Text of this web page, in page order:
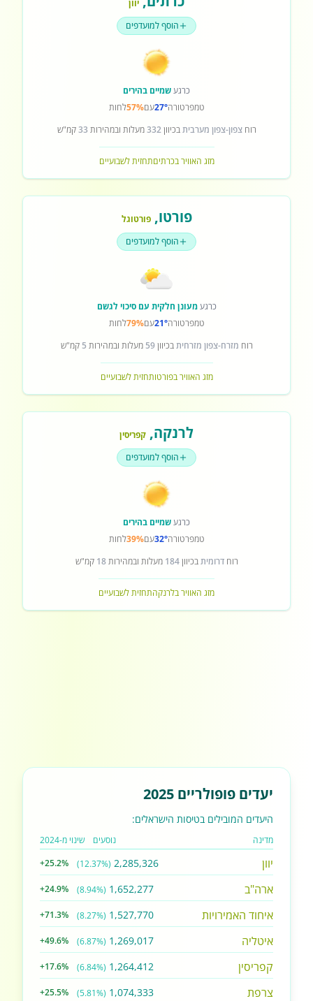
יוון
הוסף למועדפים
כרגעשמיים בהירים
טמפרטורה27°עם57%לחות
רוחצפון-צפון מערביתבכיוון332מעלות ובמהירות 33קמ"ש
מזג האוויר בכרתיםתחזית לשבועיים
פורטו,פורטוגל
הוסף למועדפים
כרגעמעונן חלקית עם סיכוי לגשם
טמפרטורה21°עם79%לחות
רוח מזרח-צפון מזרחיתבכיוון59 מעלות ובמהירות 5 קמ"ש
מזג האוויר בפורטותחזית לשבועיים
לרנקה, קפריסין
הוסף למועדפים
כרגעשמיים בהירים
טמפרטורה32°עם39%לחות
רוחדרומיתבכיוון184 מעלות ובמהירות18 קמ"ש
מזג האוויר בלרנקהתחזית לשבועיים
יעדים פופולריים 2025
היעדים המובילים בטיסות הישראלים:
מדינה נוסעים שינוי מ-2024
יוון 2,285,326
(12.37%)
+25.2%
ארה"ב 1,652,277
(8.94%)
+24.9%
איחוד האמירויות 1,527,770
(8.27%)
+71.3%
איטליה 1,269,017
(6.87%)
+49.6%
קפריסין 1,264,412
(6.84%)
+17.6%
צרפת 1,074,333
(5.81%)
+25.5%